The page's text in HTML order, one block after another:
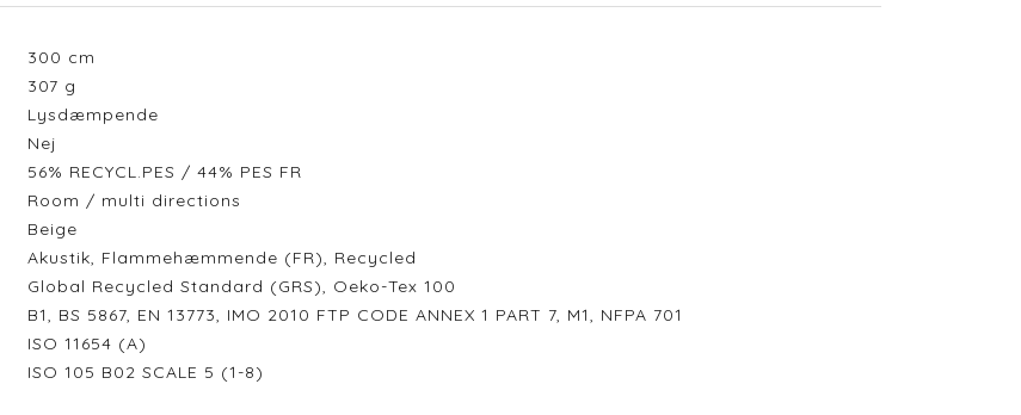
300 cm
307 g
Lysdæmpende
Nej
56% RECYCL.PES / 44% PES FR
Room / multi directions
Beige
Akustik, Flammehæmmende (FR), Recycled
Global Recycled Standard (GRS), Oeko-Tex 100
B1, BS 5867, EN 13773, IMO 2010 FTP CODE ANNEX 1 PART 7, M1, NFPA 701
ISO 11654 (A)
ISO 105 B02 SCALE 5 (1-8)